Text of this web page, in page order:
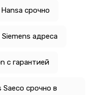
срочно
адреса
с гарантией
срочно в